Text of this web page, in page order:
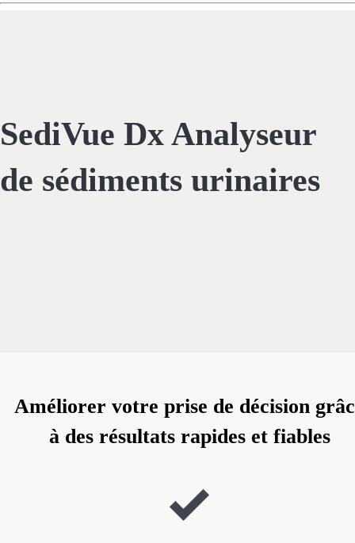
SediVue Dx Analyseur
de sédiments urinaires
Améliorer votre prise de décision
à des résultats rapides et fiables